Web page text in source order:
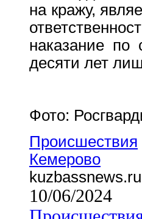
на кражу,
наказание
десяти лет
Фото:
Происшествия
Кемерово
kuzbassnews.ru
10/06/2024